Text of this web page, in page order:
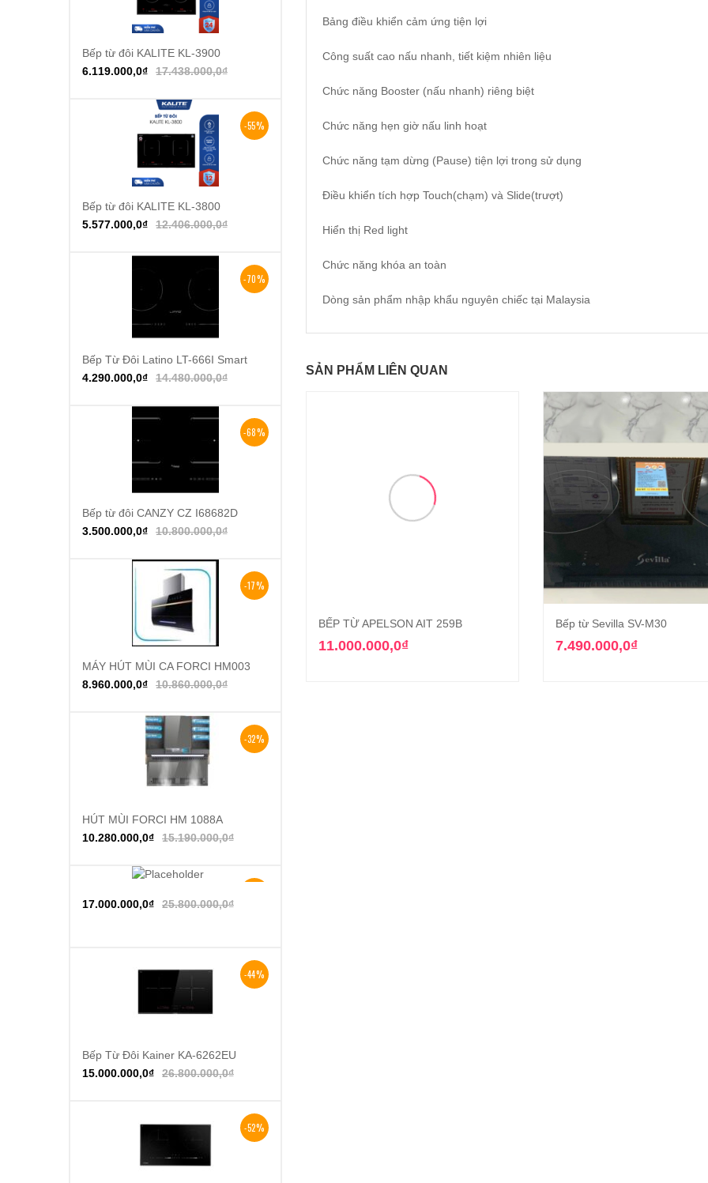
Bảng điều khiển cảm ứng tiện lợi
Công suất cao nấu nhanh, tiết kiệm nhiên liệu
Chức năng Booster (nấu nhanh) riêng biệt
Chức năng hẹn giờ nấu linh hoạt
Chức năng tạm dừng (Pause) tiện lợi trong sử dụng
Điều khiển tích hợp Touch(chạm) và Slide(trượt)
Hiển thị Red light
Chức năng khóa an toàn
Dòng sản phẩm nhập khẩu nguyên chiếc tại Malaysia
SẢN PHẨM LIÊN QUAN
Thêm vào giỏ hàng
BẾP TỪ APELSON AIT 259B
11.000.000,0₫
Thêm vào giỏ hàng
Bếp từ Sevilla SV-M30
7.490.000,0₫
Thêm vào giỏ hàng
Bếp từ đôi KALITE KL-3900
17.438.000,0₫
6.119.000,0₫
-55%
Thêm vào giỏ hàng
Bếp từ đôi KALITE KL-3800
12.406.000,0₫
5.577.000,0₫
-70%
Thêm vào giỏ hàng
Bếp Từ Đôi Latino LT-666I Smart
14.480.000,0₫
4.290.000,0₫
-68%
Thêm vào giỏ hàng
Bếp từ đôi CANZY CZ I68682D
10.800.000,0₫
3.500.000,0₫
-17%
Thêm vào giỏ hàng
MÁY HÚT MÙI CA FORCI HM003
10.860.000,0₫
8.960.000,0₫
-32%
Thêm vào giỏ hàng
HÚT MÙI FORCI HM 1088A
15.190.000,0₫
10.280.000,0₫
Thêm vào giỏ hàng
25.800.000,0₫
17.000.000,0₫
-44%
Thêm vào giỏ hàng
Bếp Từ Đôi Kainer KA-6262EU
26.800.000,0₫
15.000.000,0₫
-52%